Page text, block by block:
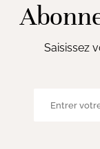
Saisissez